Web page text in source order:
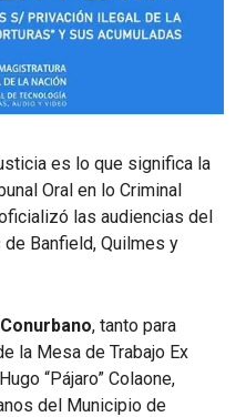
es lo que significa la
Oral en lo Criminal
las audiencias del
Banfield, Quilmes y
, tanto para
la Mesa de Trabajo Ex
“Pájaro” Colaone,
del Municipio de